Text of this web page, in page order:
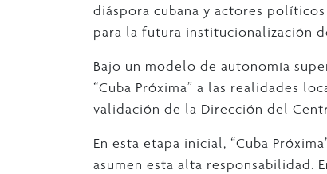
diáspora cubana y actores
para la futura institucionalización
Bajo un modelo de autonomía
“Cuba Próxima” a las realidades
validación de la Dirección del
En esta etapa inicial, “Cuba
asumen esta alta responsabilidad.